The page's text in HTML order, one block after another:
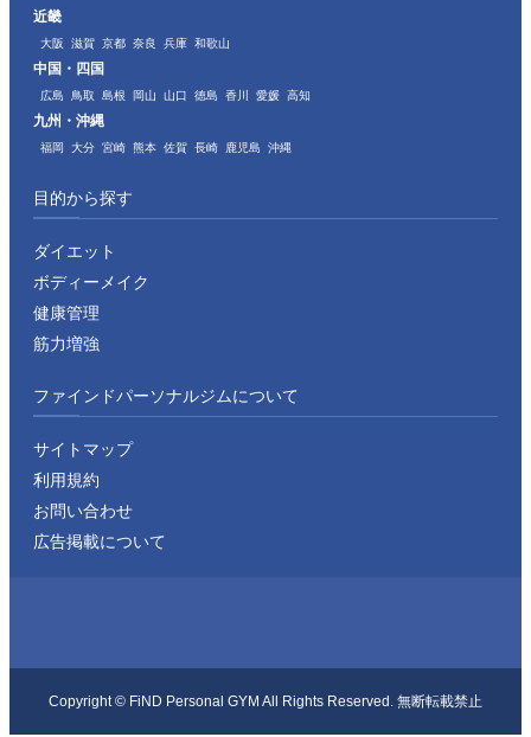
近畿
大阪 滋賀 京都 奈良 兵庫 和歌山
中国・四国
広島 鳥取 島根 岡山 山口 徳島 香川 愛媛 高知
九州・沖縄
福岡 大分 宮崎 熊本 佐賀 長崎 鹿児島 沖縄
目的から探す
ダイエット
ボディーメイク
健康管理
筋力増強
ファインドパーソナルジムについて
サイトマップ
利用規約
お問い合わせ
広告掲載について
Copyright ©︎ FiND Personal GYM All Rights Reserved. 無断転載禁止